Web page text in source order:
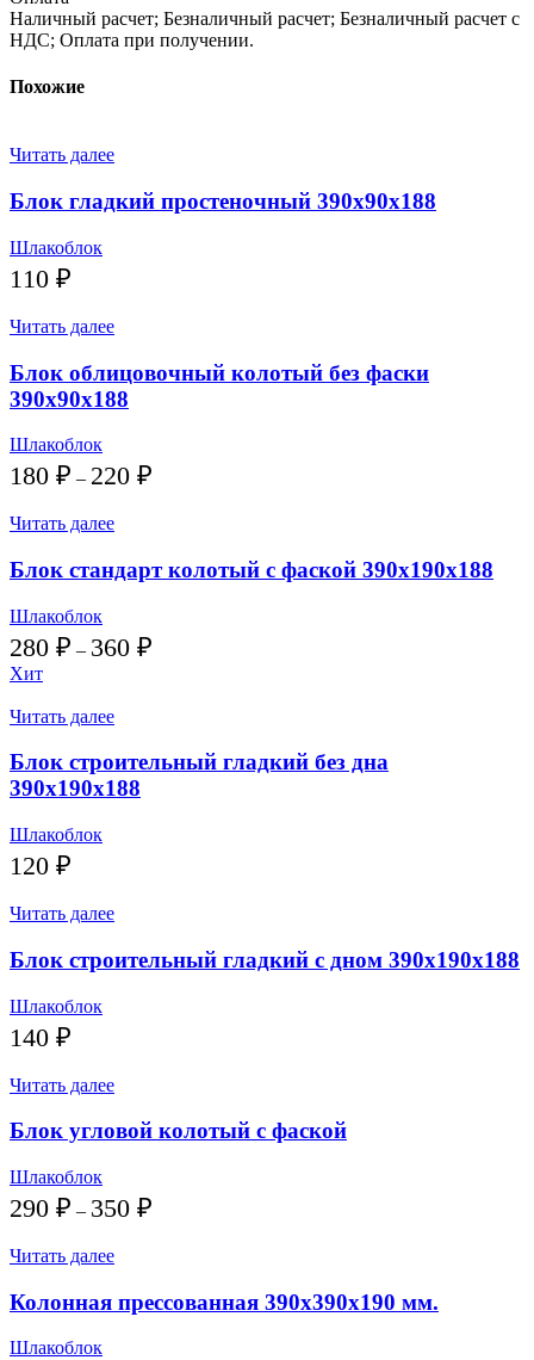
Наличный расчет; Безналичный расчет; Безналичный расчет с
НДС; Оплата при получении.
Похожие
Читать далее
Блок гладкий простеночный 390х90х188
Шлакоблок
110 ₽
Читать далее
Блок облицовочный колотый без фаски
390х90х188
Шлакоблок
180 ₽ – 220 ₽
Читать далее
Блок стандарт колотый с фаской 390х190х188
Шлакоблок
280 ₽ – 360 ₽
Хит
Читать далее
Блок строительный гладкий без дна
390х190х188
Шлакоблок
120 ₽
Читать далее
Блок строительный гладкий с дном 390х190х188
Шлакоблок
140 ₽
Читать далее
Блок угловой колотый с фаской
Шлакоблок
290 ₽ – 350 ₽
Читать далее
Колонная прессованная 390х390х190 мм.
Шлакоблок